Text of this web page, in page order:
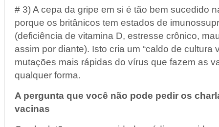
# 3) A cepa da gripe em si é tão bem sucedido
porque os britânicos tem estados de
(deficiência de vitamina D, estresse crônico,
assim por diante). Isto cria um “caldo de cultura
mutações mais rápidas do vírus que fazem as
qualquer forma.
A pergunta que você não pode pedir os
vacinas